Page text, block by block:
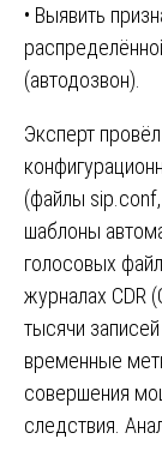
• Выявить
(автодозвон).
Эксперт
(файлы
шаблоны
голосовых
журналах CDR
тысячи
временные
совершения
следствия.